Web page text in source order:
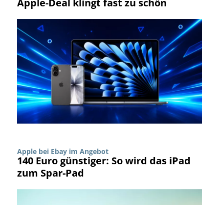
Apple-Deal klingt fast zu schön
Apple bei Ebay im Angebot
140 Euro günstiger: So wird das iPad
zum Spar-Pad